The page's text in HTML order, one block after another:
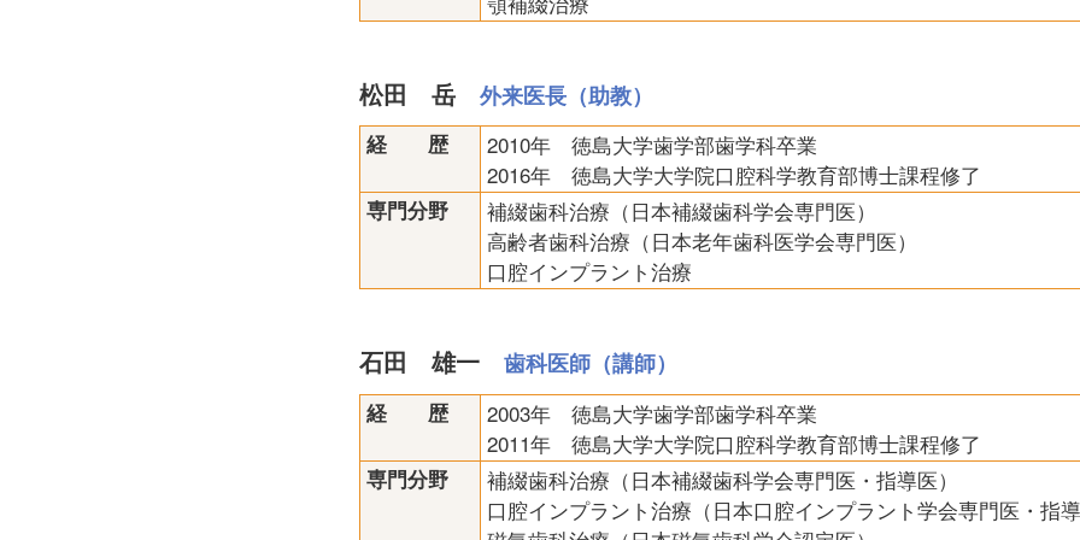
松田 岳 外来医長（助教）
経 歴
2010年 徳島大学歯学部歯学科卒業
2016年 徳島大学大学院口腔科学教育部博士課程修了
専門分野
補綴歯科治療（日本補綴歯科学会専門医）
高齢者歯科治療（日本老年歯科医学会専門医）
口腔インプラント治療
石田 雄一 歯科医師（講師）
経 歴
2003年 徳島大学歯学部歯学科卒業
2011年 徳島大学大学院口腔科学教育部博士課程修了
専門分野
補綴歯科治療（日本補綴歯科学会専門医・指導医）
口腔インプラント治療（日本口腔インプラント学会専門医・指